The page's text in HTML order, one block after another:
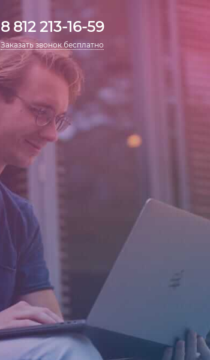
8 812 213-16-59
Заказать звонок бесплатно